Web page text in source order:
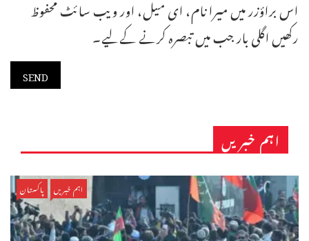
اس براؤزر میں میرا نام، ای میل، اور ویب سائٹ محفوظ
رکھیں اگلی بار جب میں تبصرہ کرنے کےلیے۔
اہم خبریں
اہم خبریں پاکستان